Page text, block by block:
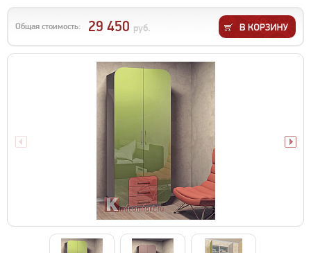
Общая стоимость: 29 450 руб.